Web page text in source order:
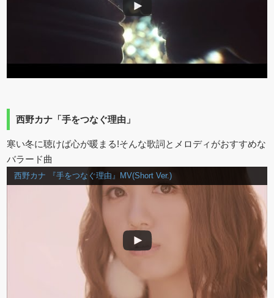
西野カナ「手をつなぐ理由」
寒い冬に聴けば心が暖まる!そんな歌詞とメロディがおすすめな
バラード曲
西野カナ 『手をつなぐ理由』MV(Short Ver.)